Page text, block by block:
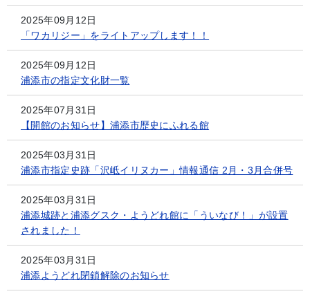
2025年09月12日
「ワカリジー」をライトアップします！！
2025年09月12日
浦添市の指定文化財一覧
2025年07月31日
【開館のお知らせ】浦添市歴史にふれる館
2025年03月31日
浦添市指定史跡「沢岻イリヌカー」情報通信 2月・3月合併号
2025年03月31日
浦添城跡と浦添グスク・ようどれ館に「ういなび！」が設置
されました！
2025年03月31日
浦添ようどれ閉鎖解除のお知らせ